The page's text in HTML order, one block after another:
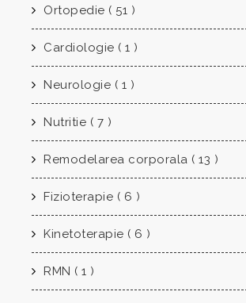
Ortopedie ( 51 )
Cardiologie ( 1 )
Neurologie ( 1 )
Nutritie ( 7 )
Remodelarea corporala ( 13 )
Fizioterapie ( 6 )
Kinetoterapie ( 6 )
RMN ( 1 )